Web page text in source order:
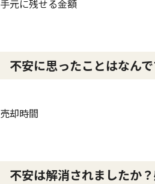
手元に残せる金額
不安に思ったことはなん
売却時間
不安は解消されましたか